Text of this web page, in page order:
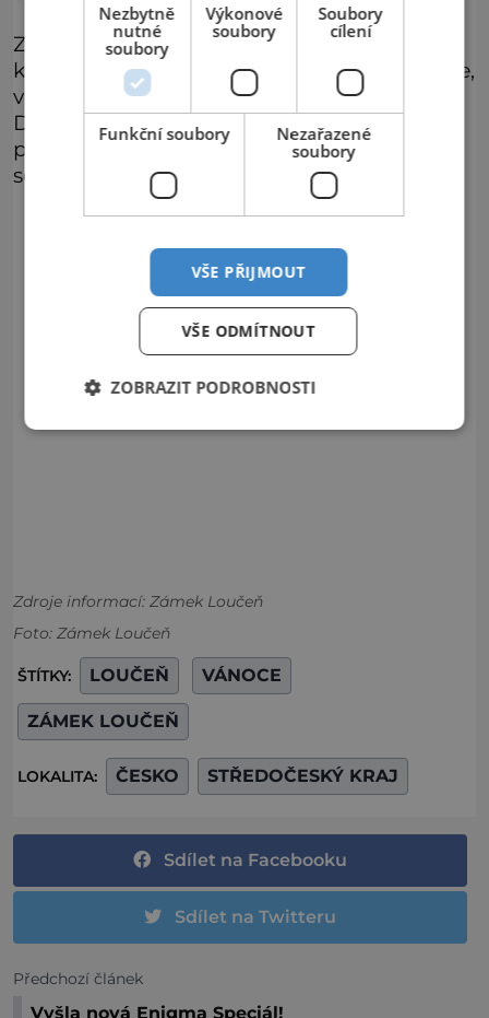
Zámek Loučeň je pro veřejnost otevřen
každý den (i v pondělí), včetně Štědrého dne,
vánočních svátků i Nového roku.
Doporučovány jsou velmi oblíbené večerní
prohlídky zámku, které probíhají každou
sobotu až do 30.12.2024.
Zdroje informací: Zámek Loučeň
Foto: Zámek Loučeň
ŠTÍTKY: LOUČEŇ VÁNOCE
ZÁMEK LOUČEŇ
LOKALITA: ČESKO STŘEDOČESKÝ KRAJ
Sdílet na Facebooku
Sdílet na Twitteru
Předchozí článek
Vyšla nová Enigma Speciál!
Nezbytně
nutné
soubory
Výkonové
soubory
Soubory
cílení
Funkční soubory
Nezařazené
soubory
VŠE PŘIJMOUT
VŠE ODMÍTNOUT
ZOBRAZIT PODROBNOSTI